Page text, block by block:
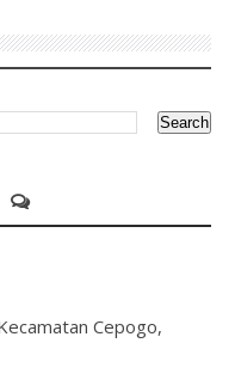
Cepogo,